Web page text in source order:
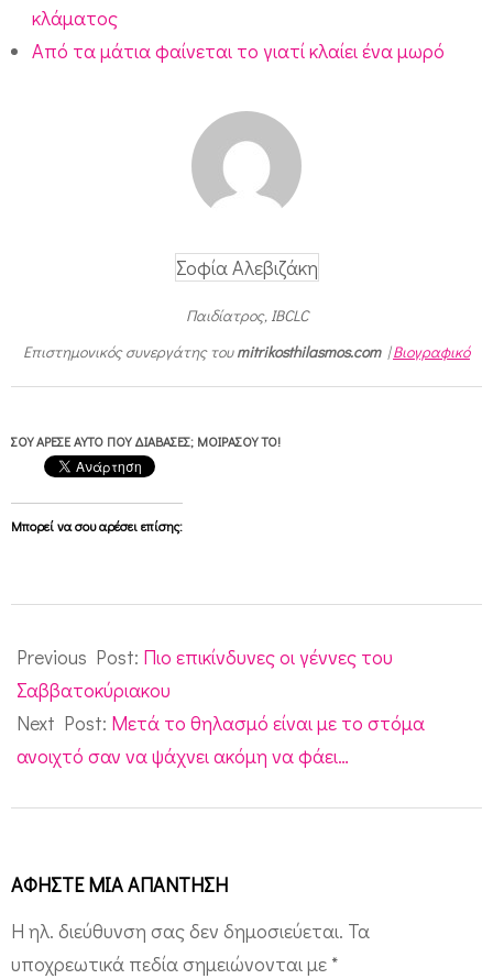
κλάματος
Από τα μάτια φαίνεται το γιατί κλαίει ένα μωρό
Σοφία Αλεβιζάκη
Παιδίατρος, IBCLC
Επιστημονικός συνεργάτης τουmitrikosthilasmos.com|Βιογραφικό
ΣΟΥ ΆΡΕΣΕ ΑΥΤΌ ΠΟΥ ΔΙΆΒΑΣΕΣ; ΜΟΙΡΆΣΟΥ ΤΟ!
Μπορεί να σου αρέσει επίσης:
12-
17
Previous Post: Πιο επικίνδυνες οι γέννες του
Σαββατοκύριακου
Next Post: Μετά το θηλασμό είναι με το στόμα
ανοιχτό σαν να ψάχνει ακόμη να φάει…
ΑΦΉΣΤΕ ΜΙΑ ΑΠΆΝΤΗΣΗ
Η ηλ. διεύθυνση σας δεν δημοσιεύεται. Τα
υποχρεωτικά πεδία σημειώνονται με *